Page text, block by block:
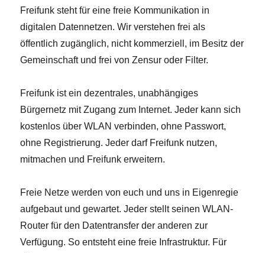
Freifunk steht für eine freie Kommunikation in
digitalen Datennetzen. Wir verstehen frei als
öffentlich zugänglich, nicht kommerziell, im Besitz der
Gemeinschaft und frei von Zensur oder Filter.
Freifunk ist ein dezentrales, unabhängiges
Bürgernetz mit Zugang zum Internet. Jeder kann sich
kostenlos über WLAN verbinden, ohne Passwort,
ohne Registrierung. Jeder darf Freifunk nutzen,
mitmachen und Freifunk erweitern.
Freie Netze werden von euch und uns in Eigenregie
aufgebaut und gewartet. Jeder stellt seinen WLAN-
Router für den Datentransfer der anderen zur
Verfügung. So entsteht eine freie Infrastruktur. Für